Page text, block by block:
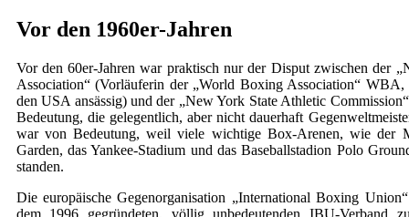
Vor den 1960er-Jahren
Vor den 60er-Jahren war praktisch nur der Disput zwischen der
Association“ (Vorläuferin der „World Boxing Association“ WBA,
den USA ansässig) und der „New York State Athletic
Bedeutung, die gelegentlich, aber nicht dauerhaft
war von Bedeutung, weil viele wichtige Box-Arenen, wie der
Garden, das Yankee-Stadium und das Baseballstadion Polo
standen.
Die europäische Gegenorganisation „International Boxing